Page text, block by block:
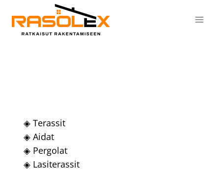
sisältöön
◈ Terassit
◈ Aidat
◈ Pergolat
◈ Lasiterassit